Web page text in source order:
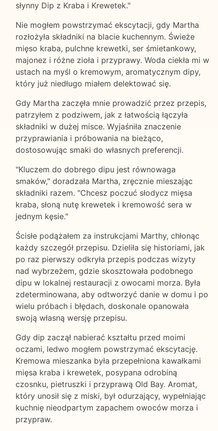
słynny Dip z Kraba i Krewetek."
Nie mogłem powstrzymać ekscytacji, gdy Martha
rozłożyła składniki na blacie kuchennym. Świeże
mięso kraba, pulchne krewetki, ser śmietankowy,
majonez i różne zioła i przyprawy. Woda ciekła mi w
ustach na myśl o kremowym, aromatycznym dipy,
który już niedługo miałem delektować się.
Gdy Martha zaczęła mnie prowadzić przez przepis,
patrzyłem z podziwem, jak z łatwością łączyła
składniki w dużej misce. Wyjaśniła znaczenie
przyprawiania i próbowania na bieżąco,
dostosowując smaki do własnych preferencji.
"Kluczem do dobrego dipu jest równowaga
smaków," doradzała Martha, zręcznie mieszając
składniki razem. "Chcesz poczuć słodycz mięsa
kraba, słoną nutę krewetek i kremowość sera w
jednym kęsie."
Ścisłe podążałem za instrukcjami Marthy, chłonąc
każdy szczegół przepisu. Dzieliła się historiami, jak
po raz pierwszy odkryła przepis podczas wizyty
nad wybrzeżem, gdzie skosztowała podobnego
dipu w lokalnej restauracji z owocami morza. Była
zdeterminowana, aby odtworzyć danie w domu i po
wielu próbach i błędach, doskonale opanowała
swoją własną wersję przepisu.
Gdy dip zaczął nabierać kształtu przed moimi
oczami, ledwo mogłem powstrzymać ekscytację.
Kremowa mieszanka była przepełniona kawałkami
mięsa kraba i krewetek, posypana odrobiną
czosnku, pietruszki i przyprawą Old Bay. Aromat,
który unosił się z miski, był odurzający, wypełniając
kuchnię nieodpartym zapachem owoców morza i
przypraw.